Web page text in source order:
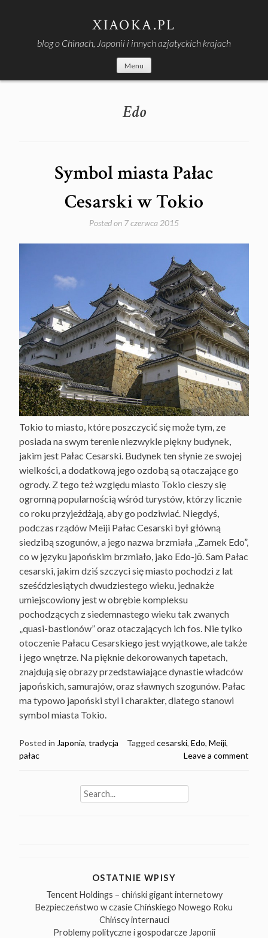
XIAOKA.PL
blog o Chinach, Japonii i innych azjatyckich krajach
Menu
Edo
Symbol miasta Pałac
Cesarski w Tokio
Posted on 7 czerwca 2015
Tokio to miasto, które poszczycić się może tym, ze
posiada na swym terenie niezwykle piękny budynek,
jakim jest Pałac Cesarski. Budynek ten słynie ze swojej
wielkości, a dodatkową jego ozdobą są otaczające go
ogrody. Z tego też względu miasto Tokio cieszy się
ogromną popularnością wśród turystów, którzy licznie
co roku przyjeżdżają, aby go podziwiać. Niegdyś,
podczas rządów Meiji Pałac Cesarski był główną
siedzibą szogunów, a jego nazwa brzmiała „Zamek Edo”,
co w języku japońskim brzmiało, jako Edo-jō. Sam Pałac
cesarski, jakim dziś szczyci się miasto pochodzi z lat
sześćdziesiątych dwudziestego wieku, jednakże
umiejscowiony jest w obrębie kompleksu
pochodzących z siedemnastego wieku tak zwanych
„quasi-bastionów” oraz otaczających ich fos. Nie tylko
otoczenie Pałacu Cesarskiego jest wyjątkowe, ale także
i jego wnętrze. Na pięknie dekorowanych tapetach,
znajdują się obrazy przedstawiające dynastie władców
japońskich, samurajów, oraz sławnych szogunów. Pałac
ma typowo japoński styl i charakter, dlatego stanowi
symbol miasta Tokio.
Posted in Japonia, tradycja Tagged cesarski, Edo, Meiji,
pałac
Leave a comment
Search
for:
OSTATNIE WPISY
Tencent Holdings – chiński gigant internetowy
Bezpieczeństwo w czasie Chińskiego Nowego Roku
Chińscy internauci
Problemy polityczne i gospodarcze Japonii